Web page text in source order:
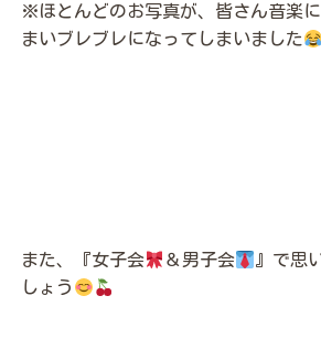
※ほとんどのお写真が、皆さん音楽
まいブレブレになってしまいました
また、『女子会 ＆男子会
』で思
しょう